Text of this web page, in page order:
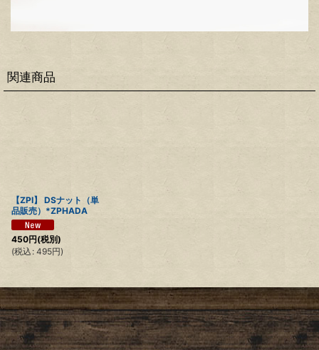
関連商品
【ZPI】 DSナット（単
品販売）*ZPHADA
450円(税別)
(税込 : 495円)